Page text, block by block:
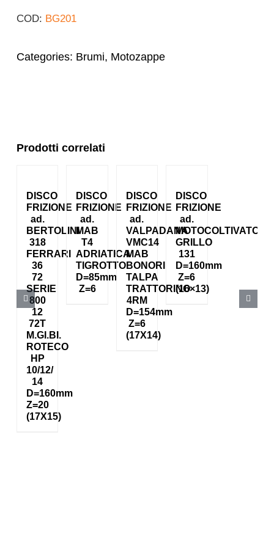
COD: BG201
Categories: Brumi, Motozappe
Prodotti correlati
DISCO
FRIZIONE
ad.
BERTOLINI
318
FERRARI
36
72
SERIE
800
12
72T
M.GI.BI.
ROTECO
HP
10/12/
14
D=160mm
Z=20
(17X15)
DISCO
FRIZIONE
ad.
MAB
T4
ADRIATICA
TIGROTTO
D=85mm
Z=6
DISCO
FRIZIONE
ad.
VALPADANA
VMC14
MAB
BONORI
TALPA
TRATTORINO
4RM
D=154mm
Z=6
(17X14)
DISCO
FRIZIONE
ad.
MOTOCOLTIVATORE
GRILLO
131
D=160mm
Z=6
(16×13)